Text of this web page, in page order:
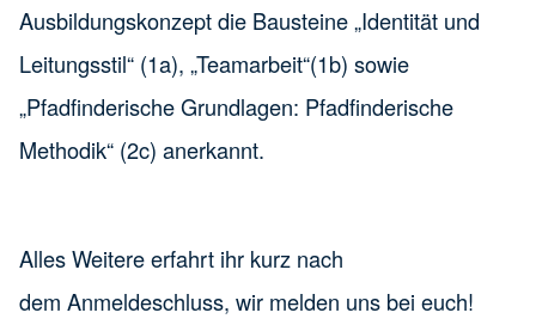
Ausbildungskonzept die Bausteine „Identität und
Leitungsstil“ (1a), „Teamarbeit“(1b) sowie
„Pfadfinderische Grundlagen: Pfadfinderische
Methodik“ (2c) anerkannt.
Alles Weitere erfahrt ihr kurz nach
dem Anmeldeschluss, wir melden uns bei euch!